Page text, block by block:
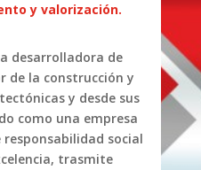
y valorización.
desarrolladora de
de la construcción y
y desde sus
como una empresa
social
trasmite